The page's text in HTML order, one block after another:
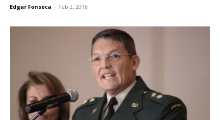
Edgar Fonseca - Feb 2, 2016